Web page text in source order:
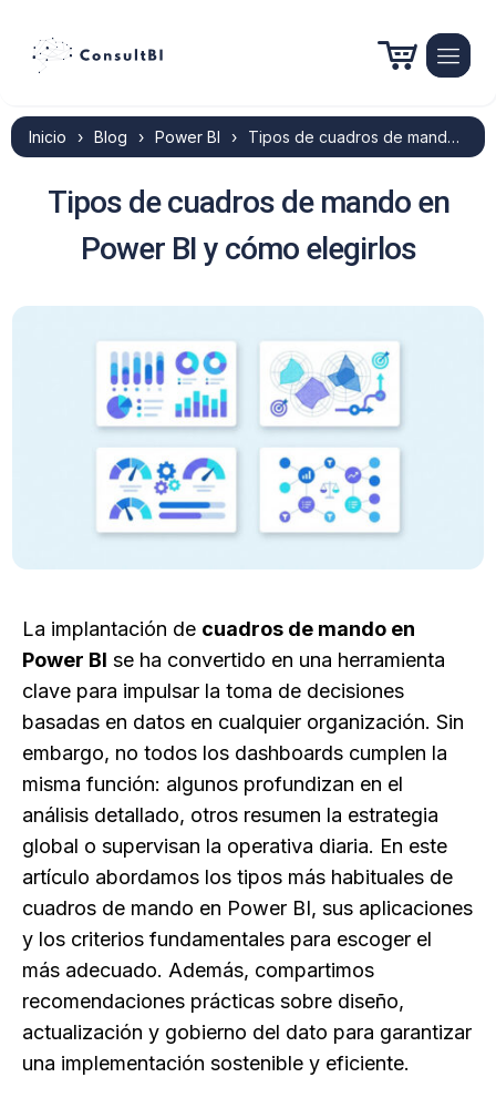
Inicio › Blog › Power BI › Tipos de cuadros de mando en Power BI y cómo elegirlos
Tipos de cuadros de mando en
Power BI y cómo elegirlos
La implantación de cuadros de mando en
Power BI se ha convertido en una herramienta
clave para impulsar la toma de decisiones
basadas en datos en cualquier organización. Sin
embargo, no todos los dashboards cumplen la
misma función: algunos profundizan en el
análisis detallado, otros resumen la estrategia
global o supervisan la operativa diaria. En este
artículo abordamos los tipos más habituales de
cuadros de mando en Power BI, sus aplicaciones
y los criterios fundamentales para escoger el
más adecuado. Además, compartimos
recomendaciones prácticas sobre diseño,
actualización y gobierno del dato para garantizar
una implementación sostenible y eficiente.